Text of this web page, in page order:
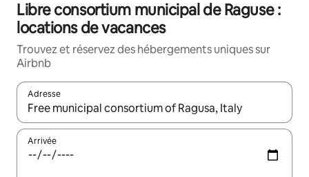
Libre consortium municipal de Raguse :
locations de vacances
Trouvez et réservez des hébergements uniques sur
Airbnb
Adresse
Lorsque les résultats s'affichent, utilisez les flèches vers le
Arrivée